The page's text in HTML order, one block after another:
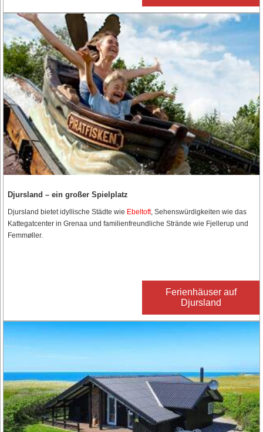
Djursland – ein großer Spielplatz
Djursland bietet idyllische Städte wie Ebeltoft, Sehenswürdigkeiten wie das
Kattegatcenter in Grenaa und familienfreundliche Strände wie Fjellerup und
Femmøller.
Ferienhäuser auf
Djursland